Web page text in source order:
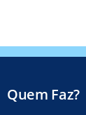
Quem Faz?